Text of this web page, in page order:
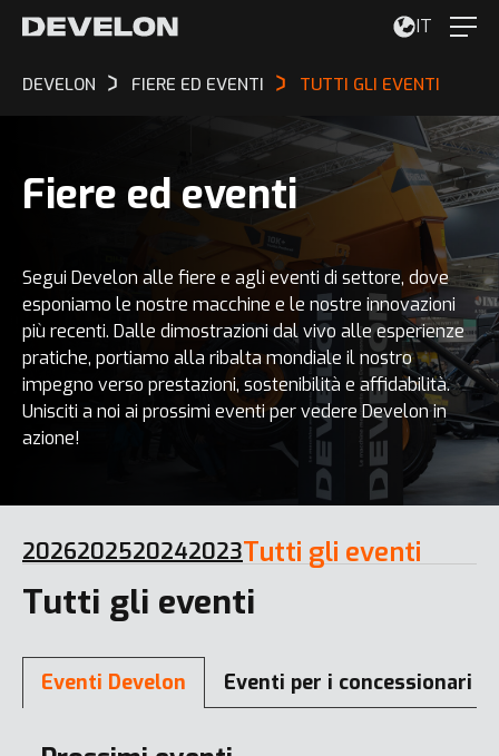
IT
DEVELON FIERE ED EVENTI TUTTI GLI EVENTI
Fiere ed eventi
Segui Develon alle fiere e agli eventi di settore, dove
esponiamo le nostre macchine e le nostre innovazioni
più recenti. Dalle dimostrazioni dal vivo alle esperienze
pratiche, portiamo alla ribalta mondiale il nostro
impegno verso prestazioni, sostenibilità e affidabilità.
Unisciti a noi ai prossimi eventi per vedere Develon in
azione!
2026202520242023Tutti gli eventi
Tutti gli eventi
Eventi Develon Eventi per i concessionari